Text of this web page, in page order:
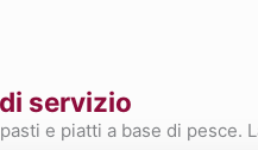
servizio
e piatti a base di pesce.